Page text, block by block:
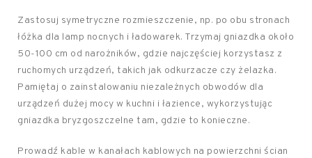
Zastosuj symetryczne rozmieszczenie, np. po obu stronach
łóżka dla lamp nocnych i ładowarek. Trzymaj gniazdka około
50-100 cm od narożników, gdzie najczęściej korzystasz z
ruchomych urządzeń, takich jak odkurzacze czy żelazka.
Pamiętaj o zainstalowaniu niezależnych obwodów dla
urządzeń dużej mocy w kuchni i łazience, wykorzystując
gniazdka bryzgoszczelne tam, gdzie to konieczne.
Prowadź kable w kanałach kablowych na powierzchni ścian